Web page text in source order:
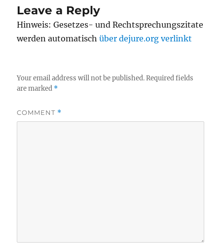
Leave a Reply
Hinweis: Gesetzes- und Rechtsprechungszitate
werden automatischüber dejure.org verlinkt
Your email address will not be published. Required fields
are marked *
COMMENT *